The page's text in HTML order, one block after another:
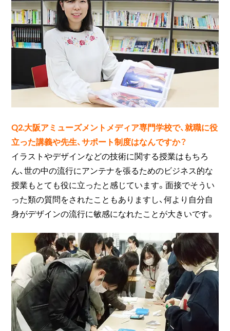
Q2.大阪アミューズメントメディア専門学校で、就職に役
立った講義や先生、サポート制度はなんですか？
イラストやデザインなどの技術に関する授業はもちろ
ん、世の中の流行にアンテナを張るためのビジネス的な
授業もとても役に立ったと感じています。面接でそうい
った類の質問をされたこともありますし、何より自分自
身がデザインの流行に敏感になれたことが大きいです。